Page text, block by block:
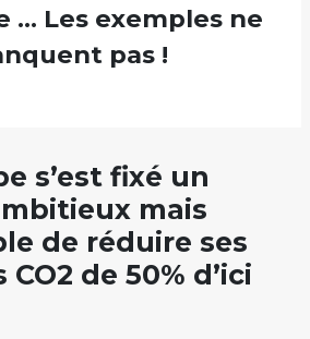
… Les exemples ne
pas !
s’est fixé un
mais
de réduire ses
de 50% d’ici